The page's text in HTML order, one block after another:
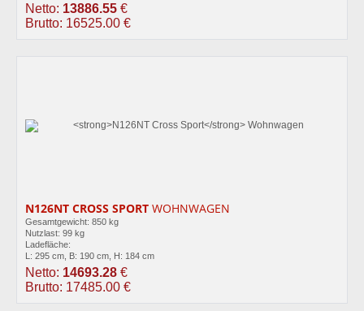
Netto: 13886.55 €
Brutto: 16525.00 €
N126NT CROSS SPORT WOHNWAGEN
Gesamtgewicht: 850 kg
Nutzlast: 99 kg
Ladefläche:
L: 295 cm, B: 190 cm, H: 184 cm
Netto: 14693.28 €
Brutto: 17485.00 €